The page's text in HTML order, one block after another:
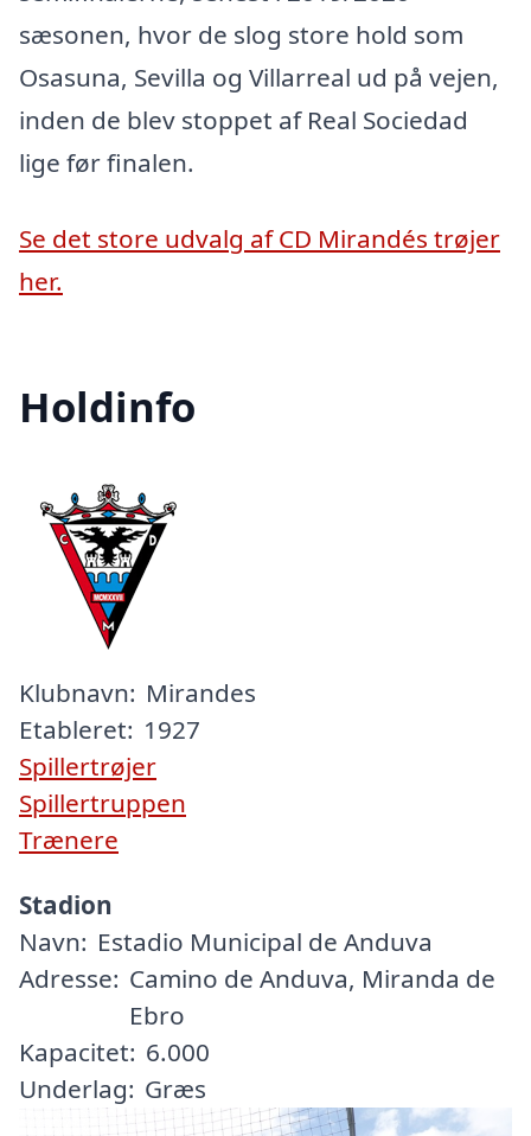
sæsonen, hvor de slog store hold som
Osasuna, Sevilla og Villarreal ud på vejen,
inden de blev stoppet af Real Sociedad
lige før finalen.
Se det store udvalg af CD Mirandés trøjer
her.
Holdinfo
Klubnavn: Mirandes
Etableret: 1927
Spillertrøjer
Spillertruppen
Trænere
Stadion
Navn: Estadio Municipal de Anduva
Adresse: Camino de Anduva, Miranda de
Ebro
Kapacitet: 6.000
Underlag: Græs